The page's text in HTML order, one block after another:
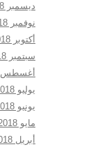
ديسمبر 2018
نوفمبر 2018
أكتوبر 2018
سبتمبر 2018
أغسطس 2018
يوليو 2018
يونيو 2018
مايو 2018
أبريل 2018